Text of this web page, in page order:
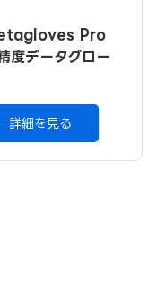
Pro
度データグロー
詳細を見る